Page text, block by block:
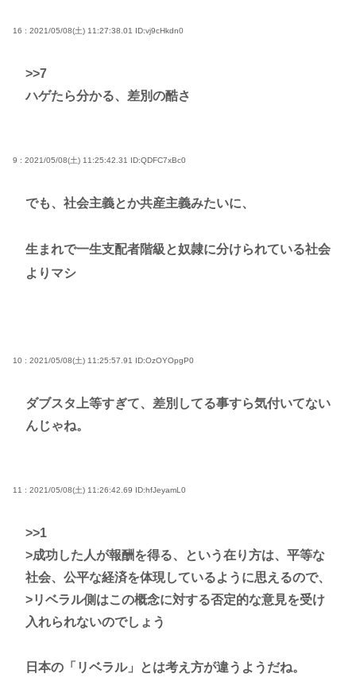
16 : 2021/05/08(土) 11:27:38.01 ID:vj9cHkdn0
>>7
ハゲたら分かる、差別の酷さ
9 : 2021/05/08(土) 11:25:42.31 ID:QDFC7xBc0
でも、社会主義とか共産主義みたいに、
生まれで一生支配者階級と奴隷に分けられている社会
よりマシ
10 : 2021/05/08(土) 11:25:57.91 ID:OzOYOpgP0
ダブスタ上等すぎて、差別してる事すら気付いてない
んじゃね。
11 : 2021/05/08(土) 11:26:42.69 ID:hfJeyamL0
>>1
>成功した人が報酬を得る、という在り方は、平等な
社会、公平な経済を体現しているように思えるので、
>リベラル側はこの概念に対する否定的な意見を受け
入れられないのでしょう
日本の「リベラル」とは考え方が違うようだね。